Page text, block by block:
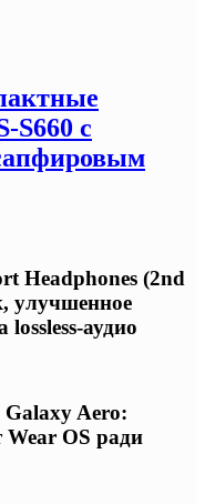
S660 с
Headphones (2nd
улучшенное
аудио
Galaxy Aero:
Wear OS ради